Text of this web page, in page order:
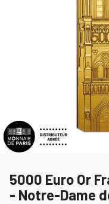
5000 Euro Or
- Notre-Dame